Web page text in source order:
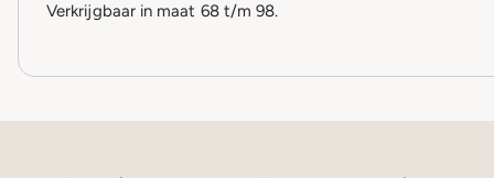
Verkrijgbaar in maat 68 t/m 98.